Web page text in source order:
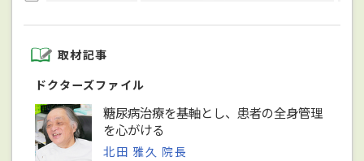
取材記事
ドクターズファイル
糖尿病治療を基軸とし、患者の全身管理
を心がける
北田 雅久 院長